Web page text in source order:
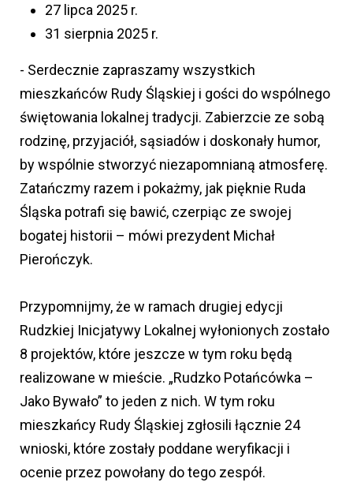
27 lipca 2025 r.
31 sierpnia 2025 r.
- Serdecznie zapraszamy wszystkich
mieszkańców Rudy Śląskiej i gości do wspólnego
świętowania lokalnej tradycji. Zabierzcie ze sobą
rodzinę, przyjaciół, sąsiadów i doskonały humor,
by wspólnie stworzyć niezapomnianą atmosferę.
Zatańczmy razem i pokażmy, jak pięknie Ruda
Śląska potrafi się bawić, czerpiąc ze swojej
bogatej historii – mówi prezydent Michał
Pierończyk.
Przypomnijmy, że w ramach drugiej edycji
Rudzkiej Inicjatywy Lokalnej wyłonionych zostało
8 projektów, które jeszcze w tym roku będą
realizowane w mieście. „Rudzko Potańcówka –
Jako Bywało” to jeden z nich. W tym roku
mieszkańcy Rudy Śląskiej zgłosili łącznie 24
wnioski, które zostały poddane weryfikacji i
ocenie przez powołany do tego zespół.